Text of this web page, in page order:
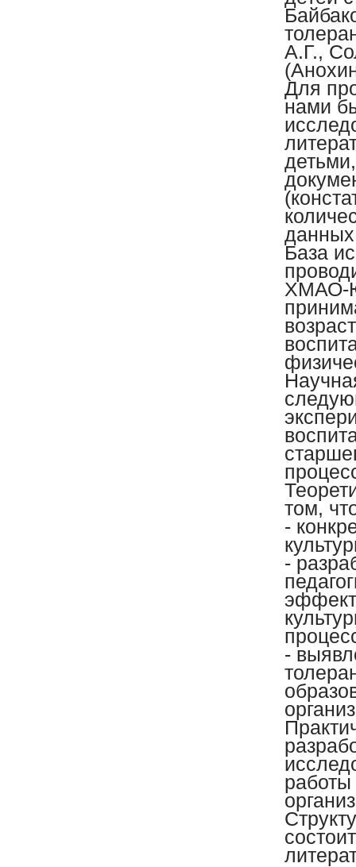
А.Г.,
Для
нами
База
ХМАО-
том,
-
-
-